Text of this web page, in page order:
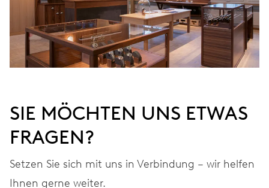
SIE MÖCHTEN UNS ETWAS
FRAGEN?
Setzen Sie sich mit uns in Verbindung – wir helfen
Ihnen gerne weiter.